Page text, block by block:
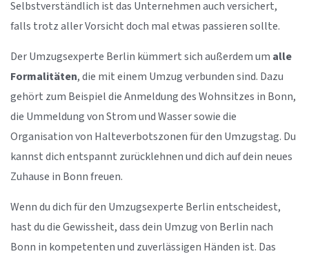
Selbstverständlich ist das Unternehmen auch versichert,
falls trotz aller Vorsicht doch mal etwas passieren sollte.
Der Umzugsexperte Berlin kümmert sich außerdem um alle
Formalitäten, die mit einem Umzug verbunden sind. Dazu
gehört zum Beispiel die Anmeldung des Wohnsitzes in Bonn,
die Ummeldung von Strom und Wasser sowie die
Organisation von Halteverbotszonen für den Umzugstag. Du
kannst dich entspannt zurücklehnen und dich auf dein neues
Zuhause in Bonn freuen.
Wenn du dich für den Umzugsexperte Berlin entscheidest,
hast du die Gewissheit, dass dein Umzug von Berlin nach
Bonn in kompetenten und zuverlässigen Händen ist. Das